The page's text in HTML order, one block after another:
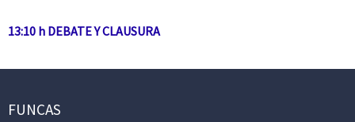
13:10 h DEBATE Y CLAUSURA
FUNCAS